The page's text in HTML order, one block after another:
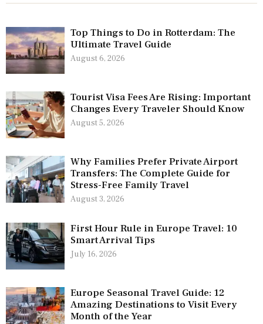
Top Things to Do in Rotterdam: The
Ultimate Travel Guide
August 6, 2026
Tourist Visa Fees Are Rising: Important
Changes Every Traveler Should Know
August 5, 2026
Why Families Prefer Private Airport
Transfers: The Complete Guide for
Stress-Free Family Travel
August 3, 2026
First Hour Rule in Europe Travel: 10
Smart Arrival Tips
July 16, 2026
Europe Seasonal Travel Guide: 12
Amazing Destinations to Visit Every
Month of the Year